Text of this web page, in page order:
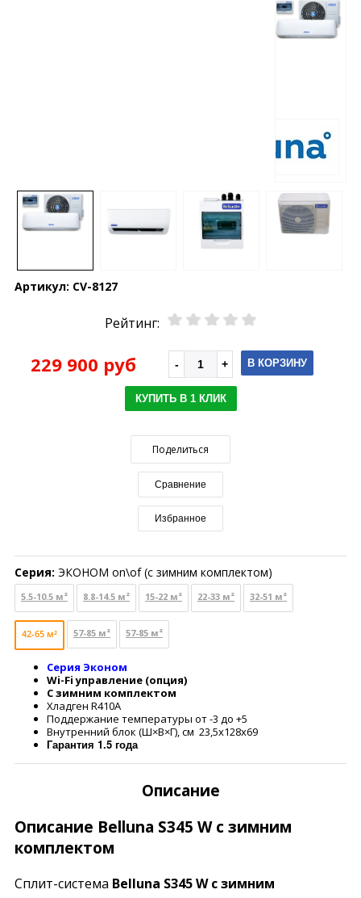
Артикул: CV-8127
Рейтинг:
229 900 руб В КОРЗИНУ
КУПИТЬ В 1 КЛИК
Поделиться
Сравнение
Избранное
Серия: ЭКОНОМ on\of (с зимним комплектом)
5.5-10.5 м² 8.8-14.5 м² 15-22 м² 22-33 м² 32-51 м²
42-65 м² 57-85 м² 57-85 м²
Серия Эконом
Wi-Fi управление (опция)
С зимним комплектом
Хладген R410A
Поддержание температуры от -3 до +5
Внутренний блок (Ш×В×Г), см 23,5х128х69
Гарантия 1.5 года
Описание
Описание Belluna S345 W с зимним
комплектом
Сплит-система Belluna S345 W с зимним